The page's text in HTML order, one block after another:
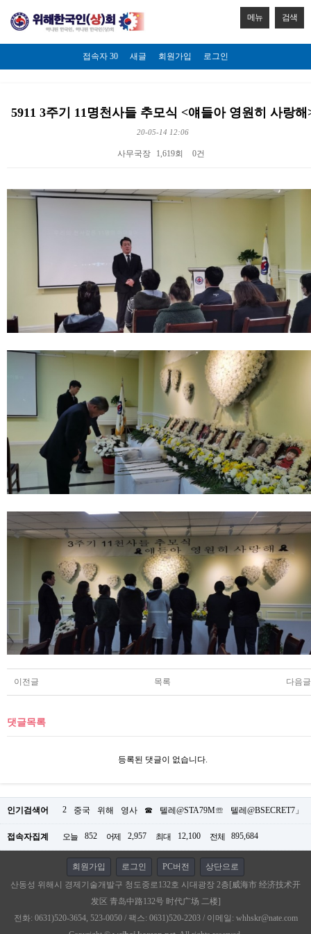
메뉴 검색
접속자 30 새글 회원가입 로그인
5911 3주기 11명천사들 추모식 <얘들아 영원히 사랑해
20-05-14 12:06
사무국장 1,619회 0건
본문
이전글 다음글
목록
댓글목록
등록된 댓글이 없습니다.
인기검색어 2 중국 위해 영사 ☎ 텔레@STA79M☏ 텔레@BSECRET7」
접속자집계 오늘 852 어제 2,957 최대 12,100 전체 895,684
회원가입 로그인 PC버전
상단으로
산동성 위해시 경제기술개발구 청도중로132호 시대광장 2층[威海市 经济技术开
发区 青岛中路132号 时代广场 二楼]
전화: 0631)520-3654, 523-0050 / 팩스: 0631)520-2203 / 이메일: whhskr@nate.com